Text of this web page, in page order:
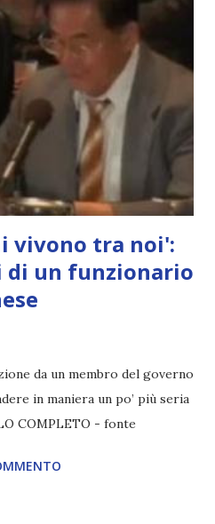
vivono tra noi':
di un funzionario
da un membro del governo
in maniera un po’ più seria
COMPLETO - fonte